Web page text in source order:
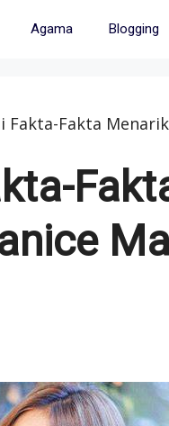
Agama Blogging
Fakta-Fakta